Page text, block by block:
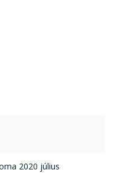
2020 július